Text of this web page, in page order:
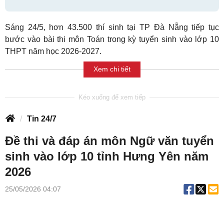
Sáng 24/5, hơn 43.500 thí sinh tại TP Đà Nẵng tiếp tục
bước vào bài thi môn Toán trong kỳ tuyển sinh vào lớp 10
THPT năm học 2026-2027.
Xem chi tiết
Tin 24/7
Đề thi và đáp án môn Ngữ văn tuyển
sinh vào lớp 10 tỉnh Hưng Yên năm
2026
25/05/2026 04:07